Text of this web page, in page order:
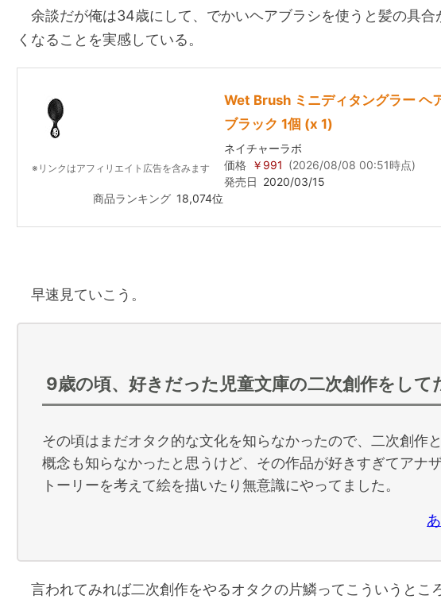
余談だが俺は34歳にして、でかいヘアブラシを使うと髪の具合
くなることを実感している。
※リンクはアフィリエイト広告を含みます
Wet Brush ミニディタングラー ヘ
ブラック 1個 (x 1)
ネイチャーラボ
価格
￥991 (2026/08/08 00:51時点)
発売日 2020/03/15
商品ランキング 18,074位
早速見ていこう。
9歳の頃、好きだった児童文庫の二次創作をして
その頃はまだオタク的な文化を知らなかったので、二次創作
概念も知らなかったと思うけど、その作品が好きすぎてアナ
トーリーを考えて絵を描いたり無意識にやってました。
言われてみれば二次創作をやるオタクの片鱗ってこういうとこ